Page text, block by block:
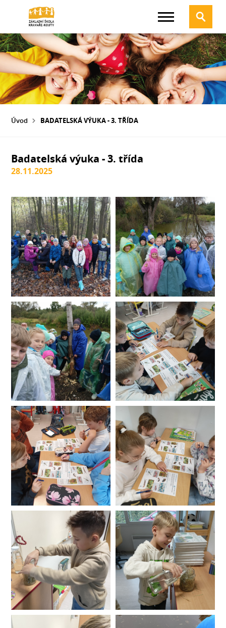
Úvod BADATELSKÁ VÝUKA - 3. TŘÍDA
Badatelská výuka - 3. třída
28.11.2025